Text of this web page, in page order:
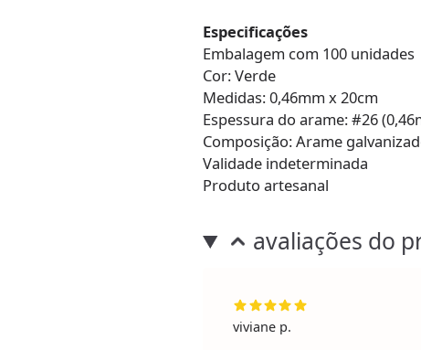
Especificações
Embalagem com 100 unidades
Cor: Verde
Medidas: 0,46mm x 20cm
Espessura do arame: #26
Composição: Arame
Validade indeterminada
Produto artesanal
avaliações do
viviane p.